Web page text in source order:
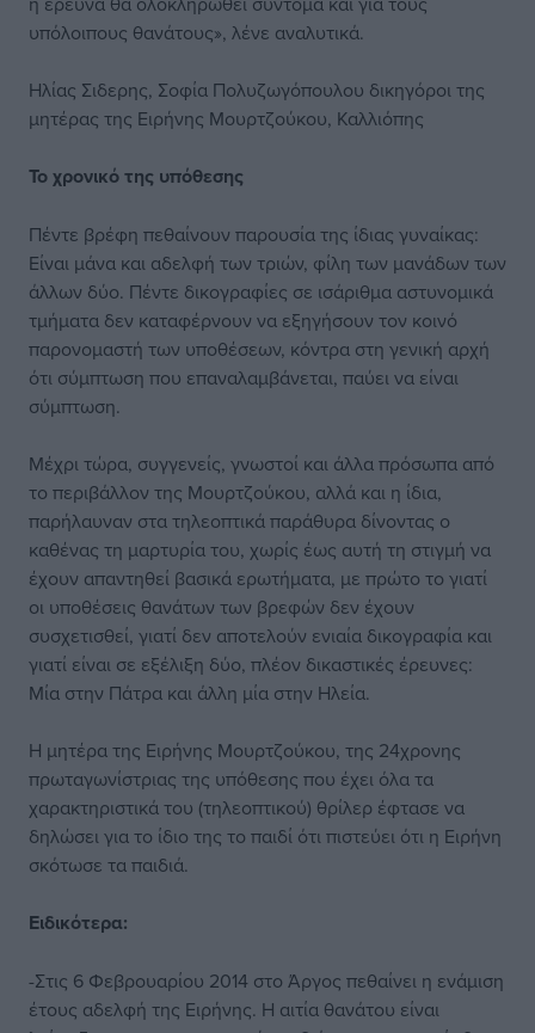
υπόλοιπους θανάτους», λένε αναλυτικά.
Ηλίας Σιδερης, Σοφία Πολυζωγόπουλου δικηγόροι της
μητέρας της Ειρήνης Μουρτζούκου, Καλλιόπης
Το χρονικό της υπόθεσης
Πέντε βρέφη πεθαίνουν παρουσία της ίδιας γυναίκας:
Είναι μάνα και αδελφή των τριών, φίλη των μανάδων των
άλλων δύο. Πέντε δικογραφίες σε ισάριθμα αστυνομικά
τμήματα δεν καταφέρνουν να εξηγήσουν τον κοινό
παρονομαστή των υποθέσεων, κόντρα στη γενική αρχή
ότι σύμπτωση που επαναλαμβάνεται, παύει να είναι
σύμπτωση.
Μέχρι τώρα, συγγενείς, γνωστοί και άλλα πρόσωπα από
το περιβάλλον της Μουρτζούκου, αλλά και η ίδια,
παρήλαυναν στα τηλεοπτικά παράθυρα δίνοντας ο
καθένας τη μαρτυρία του, χωρίς έως αυτή τη στιγμή να
έχουν απαντηθεί βασικά ερωτήματα, με πρώτο το γιατί
οι υποθέσεις θανάτων των βρεφών δεν έχουν
συσχετισθεί, γιατί δεν αποτελούν ενιαία δικογραφία και
γιατί είναι σε εξέλιξη δύο, πλέον δικαστικές έρευνες:
Μία στην Πάτρα και άλλη μία στην Ηλεία.
Η μητέρα της Ειρήνης Μουρτζούκου, της 24χρονης
πρωταγωνίστριας της υπόθεσης που έχει όλα τα
χαρακτηριστικά του (τηλεοπτικού) θρίλερ έφτασε να
δηλώσει για το ίδιο της το παιδί ότι πιστεύει ότι η Ειρήνη
σκότωσε τα παιδιά.
Ειδικότερα:
-Στις 6 Φεβρουαρίου 2014 στο Άργος πεθαίνει η ενάμιση
έτους αδελφή της Ειρήνης. Η αιτία θανάτου είναι